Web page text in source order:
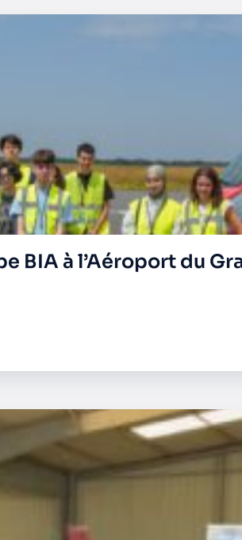
BIA à l’Aéroport du